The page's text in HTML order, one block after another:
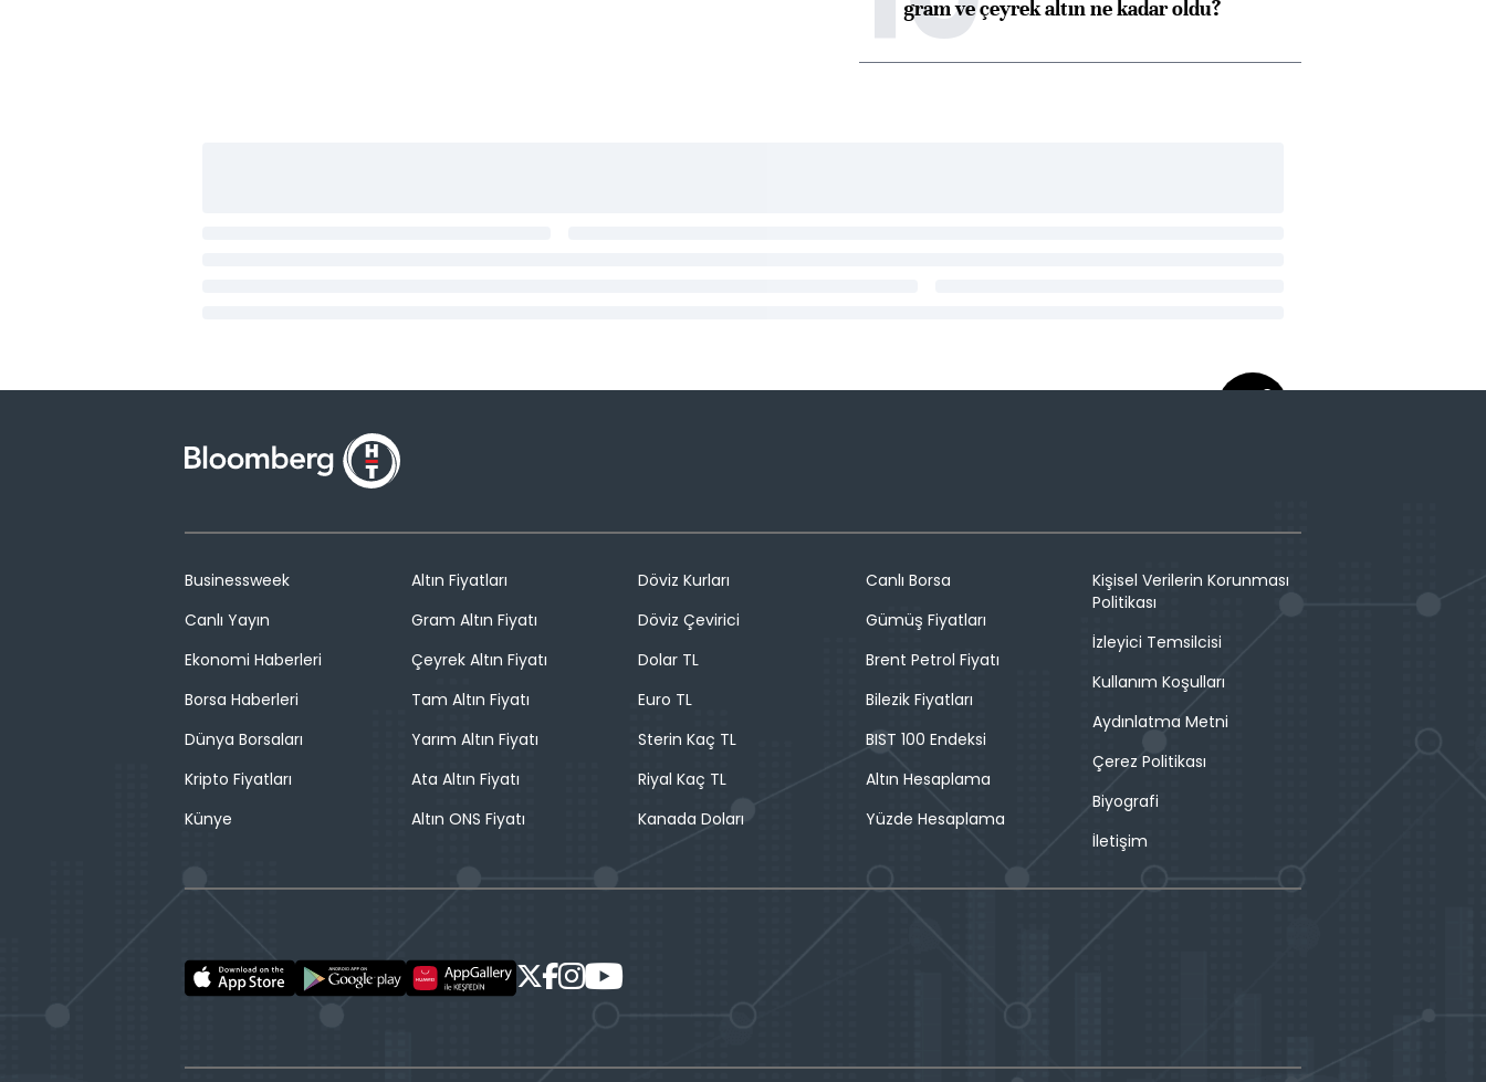
gram ve çeyrek altın ne kadar oldu?
Businessweek
Canlı Yayın
Ekonomi Haberleri
Borsa Haberleri
Dünya Borsaları
Kripto Fiyatları
Künye
Altın Fiyatları
Gram Altın Fiyatı
Çeyrek Altın Fiyatı
Tam Altın Fiyatı
Yarım Altın Fiyatı
Ata Altın Fiyatı
Altın ONS Fiyatı
Döviz Kurları
Döviz Çevirici
Dolar TL
Euro TL
Sterin Kaç TL
Riyal Kaç TL
Kanada Doları
Canlı Borsa
Gümüş Fiyatları
Brent Petrol Fiyatı
Bilezik Fiyatları
BIST 100 Endeksi
Altın Hesaplama
Yüzde Hesaplama
Kişisel Verilerin Korunması
Politikası
İzleyici Temsilcisi
Kullanım Koşulları
Aydınlatma Metni
Çerez Politikası
Biyografi
İletişim